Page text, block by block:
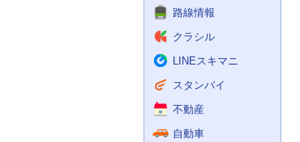
路線情報
クラシル
LINEスキマニ
スタンバイ
不動産
自動車